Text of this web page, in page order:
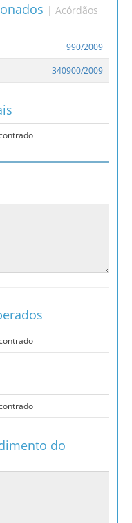
| Acórdãos
990/2009
340900/2009
do